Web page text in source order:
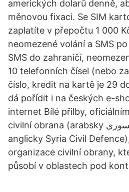
amerických dolarů denně,
měnovou fixaci. Se SIM
zaplatíte v přepočtu 1 000
neomezené volání a SMS
SMS do zahraničí,
10 telefonních čísel (nebo
číslo, kredit na kartě je 29
dá pořídit i na českých e-
internet Bílé přilby,
civilní obrana (arabsky الدفاع المدني السوري,
anglicky Syria Civil
organizace civilní obrany,
působí v oblastech pod